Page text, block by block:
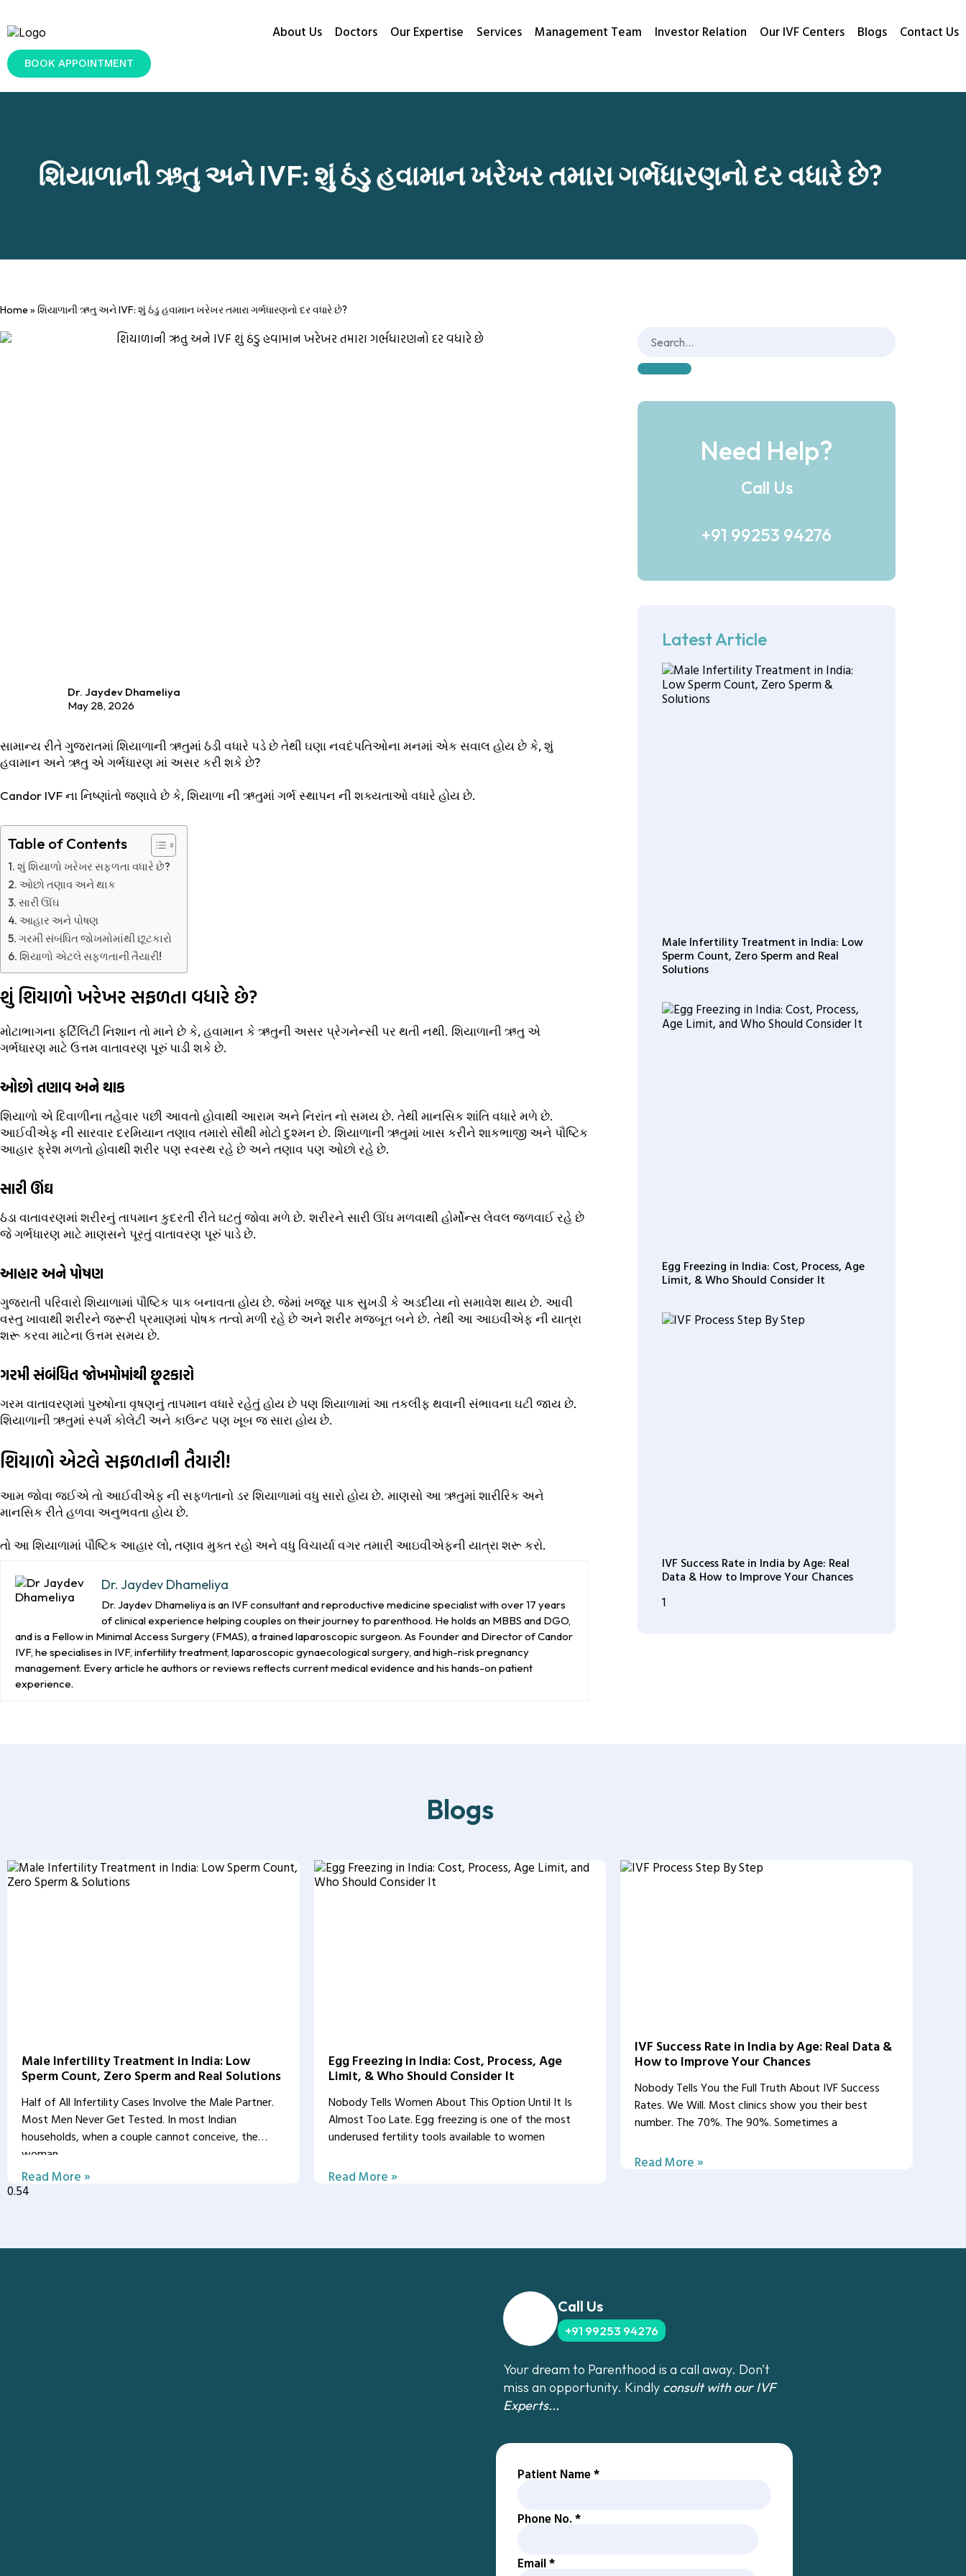
About Us Doctors Our Expertise Services Management Team Investor Relation Our IVF Centers Blogs Contact Us
BOOK APPOINTMENT
શિયાળાની ઋતુ અને IVF: શું ઠંડુ હવામાન ખરેખર તમારા ગર્ભધારણનો દર વધારે છે?
Home » શિયાળાની ઋતુ અને IVF: શું ઠંડુ હવામાન ખરેખર તમારા ગર્ભધારણનો દર વધારે છે?
Dr. Jaydev Dhameliya
May 28, 2026
સામાન્ય રીતે ગુજરાતમાં શિયાળાની ઋતુમાં ઠંડી વધારે પડે છે તેથી ઘણા નવદંપતિઓના મનમાં એક સવાલ હોય છે કે, શું
હવામાન અને ઋતુ એ ગર્ભધારણ માં અસર કરી શકે છે?
Candor IVF ના નિષ્ણાંતો જણાવે છે કે, શિયાળા ની ઋતુમાં ગર્ભ સ્થાપન ની શક્યતાઓ વધારે હોય છે.
Table of Contents
શું શિયાળો ખરેખર સફળતા વધારે છે?
ઓછો તણાવ અને થાક
સારી ઊંઘ
આહાર અને પોષણ
ગરમી સંબંધિત જોખમોમાંથી છૂટકારો
શિયાળો એટલે સફળતાની તૈયારી!
શું શિયાળો ખરેખર સફળતા વધારે છે?
મોટાભાગના ફર્ટિલિટી નિશાન તો માને છે કે, હવામાન કે ઋતુની અસર પ્રેગનેન્સી પર થતી નથી. શિયાળાની ઋતુ એ
ગર્ભધારણ માટે ઉત્તમ વાતાવરણ પૂરું પાડી શકે છે.
ઓછો તણાવ અને થાક
શિયાળો એ દિવાળીના તહેવાર પછી આવતો હોવાથી આરામ અને નિરાંત નો સમય છે. તેથી માનસિક શાંતિ વધારે મળે છે.
આઈવીએફ ની સારવાર દરમિયાન તણાવ તમારો સૌથી મોટો દુશ્મન છે. શિયાળાની ઋતુમાં ખાસ કરીને શાકભાજી અને પૌષ્ટિક
આહાર ફ્રેશ મળતો હોવાથી શરીર પણ સ્વસ્થ રહે છે અને તણાવ પણ ઓછો રહે છે.
સારી ઊંઘ
ઠંડા વાતાવરણમાં શરીરનું તાપમાન કુદરતી રીતે ઘટતું જોવા મળે છે. શરીરને સારી ઊંઘ મળવાથી હોર્મોન્સ લેવલ જળવાઈ રહે છે
જે ગર્ભધારણ માટે માણસને પૂરતું વાતાવરણ પૂરું પાડે છે.
આહાર અને પોષણ
ગુજરાતી પરિવારો શિયાળામાં પૌષ્ટિક પાક બનાવતા હોય છે. જેમાં ખજૂર પાક સુખડી કે અડદીયા નો સમાવેશ થાય છે. આવી
વસ્તુ ખાવાથી શરીરને જરૂરી પ્રમાણમાં પોષક તત્વો મળી રહે છે અને શરીર મજબૂત બને છે. તેથી આ આઇવીએફ ની યાત્રા
શરૂ કરવા માટેના ઉત્તમ સમય છે.
ગરમી સંબંધિત જોખમોમાંથી છૂટકારો
ગરમ વાતાવરણમાં પુરુષોના વૃષણનું તાપમાન વધારે રહેતું હોય છે પણ શિયાળામાં આ તકલીફ થવાની સંભાવના ઘટી જાય છે.
શિયાળાની ઋતુમાં સ્પર્મ કોલેટી અને કાઉન્ટ પણ ખૂબ જ સારા હોય છે.
શિયાળો એટલે સફળતાની તૈયારી!
આમ જોવા જઈએ તો આઈવીએફ ની સફળતાનો ડર શિયાળામાં વધુ સારો હોય છે. માણસો આ ઋતુમાં શારીરિક અને
માનસિક રીતે હળવા અનુભવતા હોય છે.
તો આ શિયાળામાં પૌષ્ટિક આહાર લો, તણાવ મુક્ત રહો અને વધુ વિચાર્યા વગર તમારી આઇવીએફની યાત્રા શરૂ કરો.
Dr. Jaydev Dhameliya
Dr. Jaydev Dhameliya is an IVF consultant and reproductive medicine specialist with over 17 years
of clinical experience helping couples on their journey to parenthood. He holds an MBBS and DGO,
and is a Fellow in Minimal Access Surgery (FMAS), a trained laparoscopic surgeon. As Founder and Director of Candor
IVF, he specialises in IVF, infertility treatment, laparoscopic gynaecological surgery, and high-risk pregnancy
management. Every article he authors or reviews reflects current medical evidence and his hands-on patient
experience.
Need Help?
Call Us
+91 99253 94276
Latest Article
Male Infertility Treatment in India: Low
Sperm Count, Zero Sperm and Real
Solutions
Egg Freezing in India: Cost, Process, Age
Limit, & Who Should Consider It
IVF Success Rate in India by Age: Real
Data & How to Improve Your Chances
Blogs
Male Infertility Treatment in India: Low
Sperm Count, Zero Sperm and Real Solutions
Half of All Infertility Cases Involve the Male Partner.
Most Men Never Get Tested. In most Indian
households, when a couple cannot conceive, the
woman
Read More »
Egg Freezing in India: Cost, Process, Age
Limit, & Who Should Consider It
Nobody Tells Women About This Option Until It Is
Almost Too Late. Egg freezing is one of the most
underused fertility tools available to women
Read More »
IVF Success Rate in India by Age: Real Data &
How to Improve Your Chances
Nobody Tells You the Full Truth About IVF Success
Rates. We Will. Most clinics show you their best
number. The 70%. The 90%. Sometimes a
Read More »
Call Us
+91 99253 94276
Your dream to Parenthood is a call away. Don't
miss an opportunity. Kindly consult with our IVF
Experts...
Patient Name*
Phone No. *
Email*